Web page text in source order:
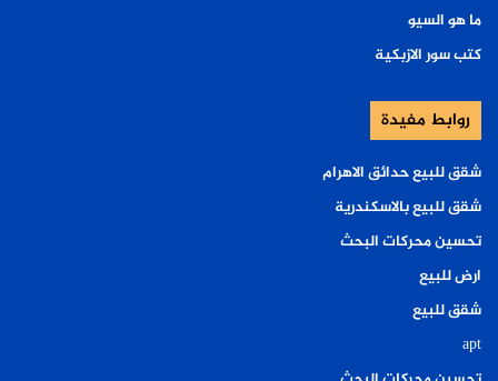
ما هو السيو
كتب سور الازبكية
روابط مفيدة
شقق للبيع حدائق الاهرام
شقق للبيع بالاسكندرية
تحسين محركات البحث
ارض للبيع
شقق للبيع
apt